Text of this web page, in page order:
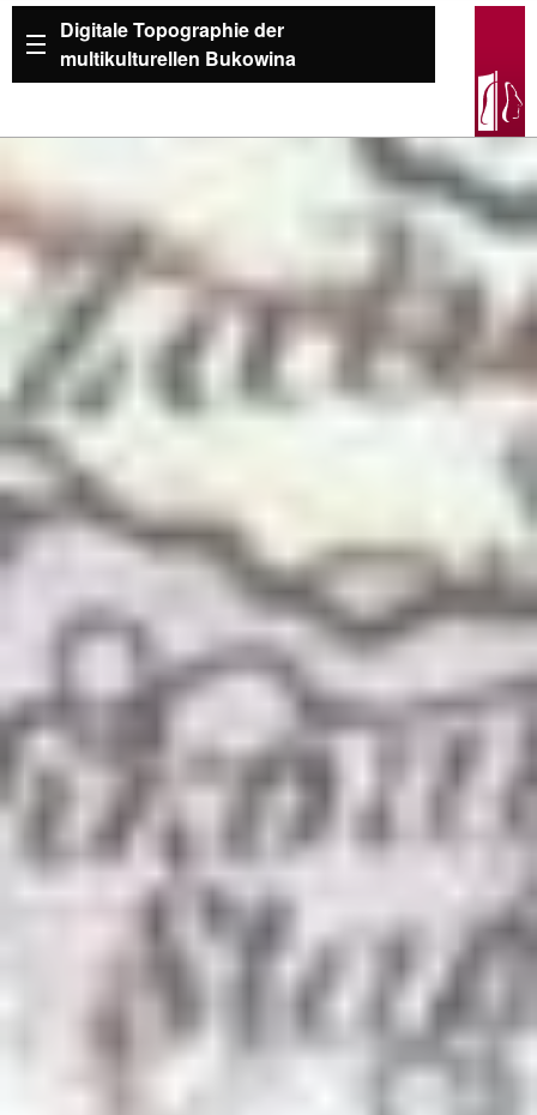
Digitale Topographie der
multikulturellen Bukowina